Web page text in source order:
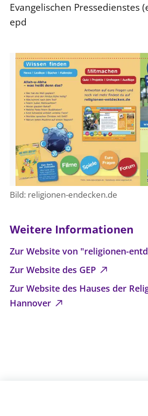
Evangelischen Pressedienstes
epd
Bild: religionen-endecken.de
Weitere Informationen
Zur Website von "religionen-
Zur Website des GEP
Zur Website des Hauses der
Hannover